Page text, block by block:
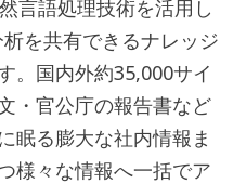
言語処理技術を活用し
を共有できるナレッジ
。国内外約35,000サイ
・官公庁の報告書など
眠る膨大な社内情報ま
様々な情報へ一括でア